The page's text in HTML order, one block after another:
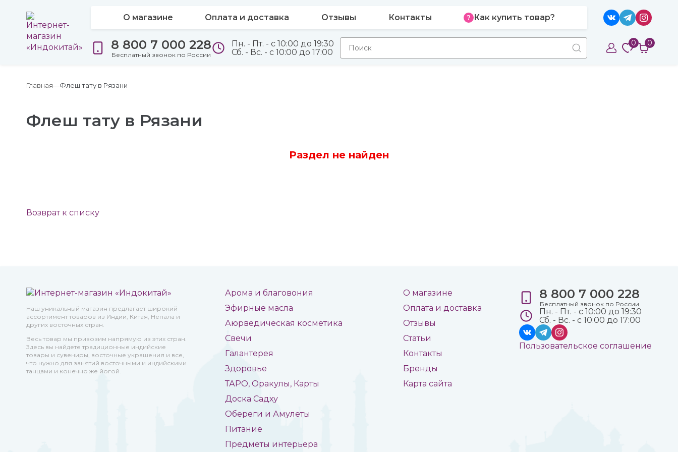
О магазине Оплата и доставка Отзывы Контакты Как купить товар?
8 800 7 000 228
Бесплатный звонок по России
Пн. - Пт. - с 10:00 до 19:30
Сб. - Вс. - с 10:00 до 17:00
0 0
Главная Флеш тату в Рязани
Флеш тату в Рязани
Раздел не найден
Возврат к списку
Наш уникальный магазин предлагает широкий
ассортимент товаров из Индии, Китая, Непала и
других восточных стран.
Весь товар мы привозим напрямую из этих стран.
Здесь вы найдете традиционные индийские
товары и сувениры, восточные украшения и все,
что нужно для занятий восточными и индийскими
танцами и конечно же йогой.
Арома и благовония
Эфирные масла
Аюрведическая косметика
Свечи
Галантерея
Здоровье
ТАРО, Оракулы, Карты
Доска Садху
Обереги и Амулеты
Питание
Предметы интерьера
О магазине
Оплата и доставка
Отзывы
Статьи
Контакты
Бренды
Карта сайта
8 800 7 000 228
Бесплатный звонок по России
Пн. - Пт. - с 10:00 до 19:30
Сб. - Вс. - с 10:00 до 17:00
Пользовательское соглашение